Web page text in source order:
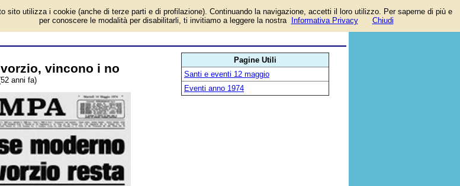
- Almanacco
Oggi'. Evento avvenuto 52 anni fa. «L'Italia è un
italiano fa...
vincono i no
anni fa)
Pagine Utili
Santi e eventi 12 maggio
Eventi anno 1974
sito utilizza i cookie (anche di terze parti e di profilazione). Continuando la navigazione, accetti il loro utilizzo. Per saperne di più e
per conoscere le modalità per disabilitarli, ti invitiamo a leggere la nostra
Informativa Privacy Chiudi